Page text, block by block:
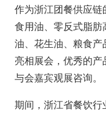
作为浙江团餐供应
食用油、零反式脂
油、花生油、粮食
亮相展会，优秀的
与会嘉宾观展咨询。
期间，浙江省餐饮